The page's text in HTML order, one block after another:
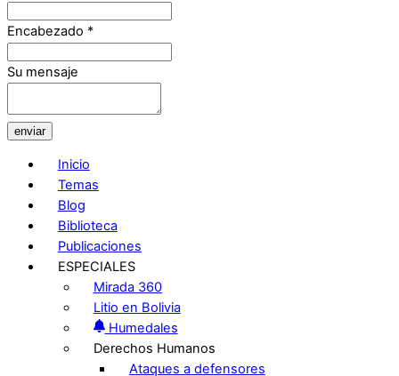
Encabezado *
Su mensaje
enviar
Inicio
Temas
Blog
Biblioteca
Publicaciones
ESPECIALES
Mirada 360
Litio en Bolivia
Humedales
Derechos Humanos
Ataques a defensores